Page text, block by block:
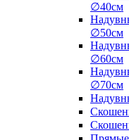
∅40см
∅50см
∅60см
∅70см